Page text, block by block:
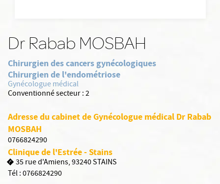
Dr Rabab MOSBAH
Chirurgien des cancers gynécologiques
Chirurgien de l'endométriose
Gynécologue médical
Conventionné secteur :2
Adresse du cabinet de Gynécologue médical Dr Rabab
MOSBAH
0766824290
Clinique de l'Estrée - Stains
35 rue d'Amiens, 93240 STAINS
Tél :0766824290